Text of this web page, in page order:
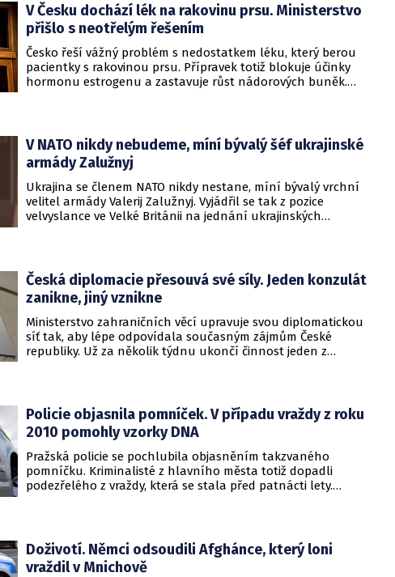
V Česku dochází lék na rakovinu prsu. Ministerstvo
přišlo s neotřelým řešením
Česko řeší vážný problém s nedostatkem léku, který berou
pacientky s rakovinou prsu. Přípravek totiž blokuje účinky
hormonu estrogenu a zastavuje růst nádorových buněk.
V NATO nikdy nebudeme, míní bývalý šéf ukrajinské
armády Zalužnyj
Ukrajina se členem NATO nikdy nestane, míní bývalý vrchní
velitel armády Valerij Zalužnyj. Vyjádřil se tak z pozice
velvyslance ve Velké Británii na jednání ukrajinských
Česká diplomacie přesouvá své síly. Jeden konzulát
zanikne, jiný vznikne
Ministerstvo zahraničních věcí upravuje svou diplomatickou
síť tak, aby lépe odpovídala současným zájmům České
republiky. Už za několik týdnu ukončí činnost jeden z
Policie objasnila pomníček. V případu vraždy z roku
2010 pomohly vzorky DNA
Pražská policie se pochlubila objasněním takzvaného
pomníčku. Kriminalisté z hlavního města totiž dopadli
podezřelého z vraždy, která se stala před patnácti lety.
Doživotí. Němci odsoudili Afghánce, který loni
vraždil v Mnichově